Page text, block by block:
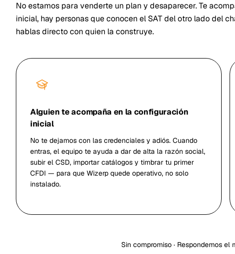
No estamos para venderte un plan y desaparecer. Te
inicial, hay personas que conocen el SAT del otro lado del
hablas directo con quien la construye.
Alguien te acompaña en la configuración
inicial
No te dejamos con las credenciales y adiós. Cuando
entras, el equipo te ayuda a dar de alta la razón social,
subir el CSD, importar catálogos y timbrar tu primer
CFDI — para que Wizerp quede operativo, no solo
instalado.
Sin compromiso · Respondemos